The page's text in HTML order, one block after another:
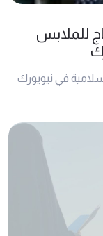
للملابس
في نیویورك